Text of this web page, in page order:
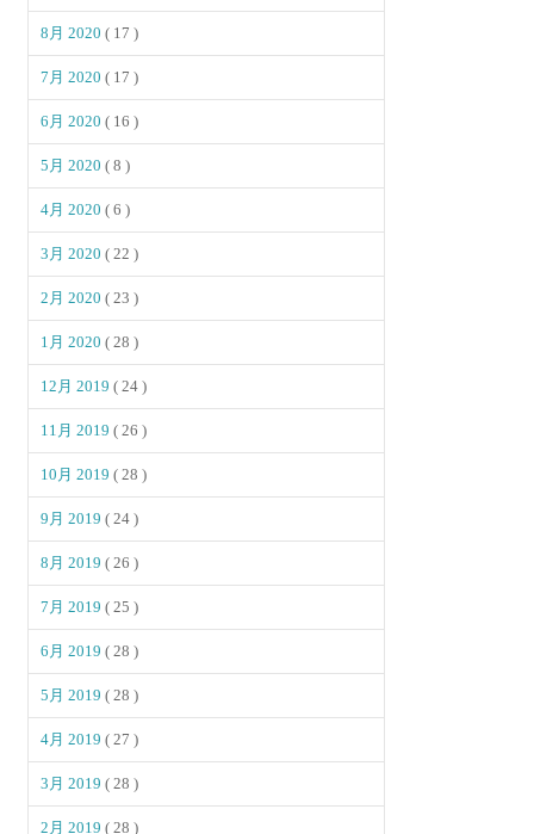
8月 2020( 17 )
7月 2020( 17 )
6月 2020( 16 )
5月 2020( 8 )
4月 2020( 6 )
3月 2020( 22 )
2月 2020( 23 )
1月 2020( 28 )
12月 2019( 24 )
11月 2019( 26 )
10月 2019( 28 )
9月 2019( 24 )
8月 2019( 26 )
7月 2019( 25 )
6月 2019( 28 )
5月 2019( 28 )
4月 2019( 27 )
3月 2019( 28 )
2月 2019( 28 )